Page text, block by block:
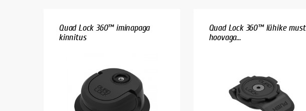
Quad Lock 360™ iminapaga
kinnitus
Quad Lock 360™ lühike must
hoovaga...